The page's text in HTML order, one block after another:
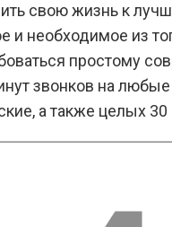
свою жизнь к
и необходимое из
простому
звонков на
а также целых